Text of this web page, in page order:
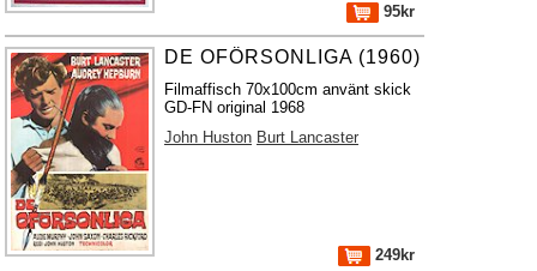
95kr
DE OFÖRSONLIGA (1960)
Filmaffisch 70x100cm använt skick
GD-FN original 1968
John Huston Burt Lancaster
249kr